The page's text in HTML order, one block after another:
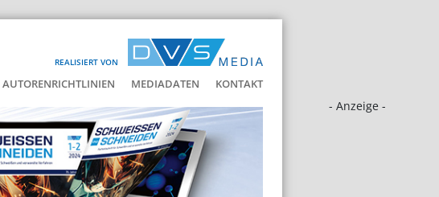
REALISIERT VON
AUTORENRICHTLINIEN MEDIADATEN KONTAKT
- Anzeige -